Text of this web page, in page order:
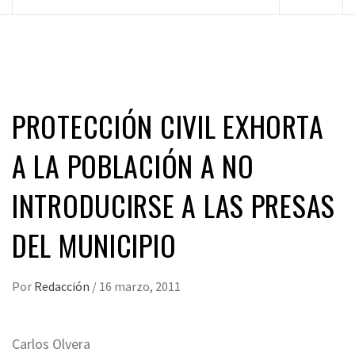
PROTECCIÓN CIVIL EXHORTA
A LA POBLACIÓN A NO
INTRODUCIRSE A LAS PRESAS
DEL MUNICIPIO
Por Redacción / 16 marzo, 2011
Carlos Olvera